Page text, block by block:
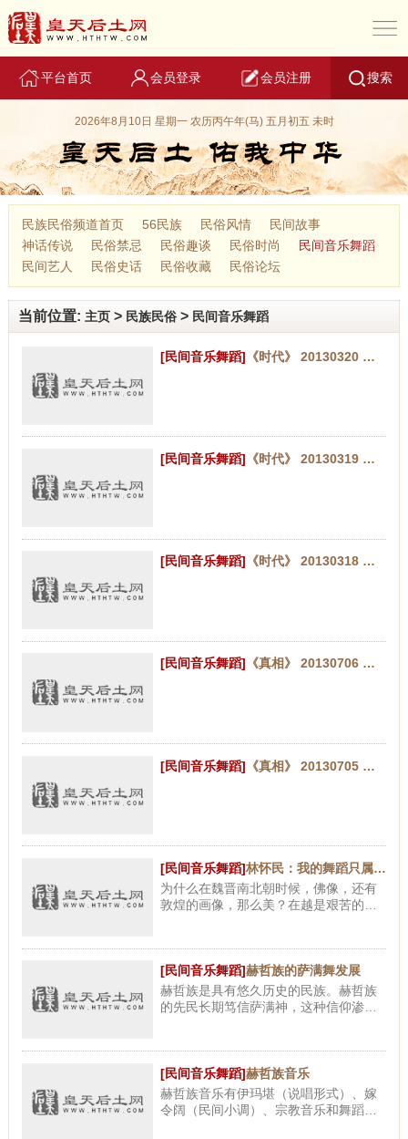
平台首页 会员登录 会员注册 搜索
2026年8月10日 星期一 农历丙午年(马) 五月初五 未时
民族民俗频道首页 56民族 民俗风情
民间故事
神话传说
民俗禁忌 民俗趣谈 民俗时尚
民间音乐舞蹈
民间艺人
民俗史话 民俗收藏 民俗论坛
当前位置: 主页 > 民族民俗 > 民间音乐舞蹈
[民间音乐舞蹈] 《时代》 20130320 嘹歌也流行 第三集
[民间音乐舞蹈] 《时代》 20130319 嘹歌也流行 第二集
[民间音乐舞蹈] 《时代》 20130318 嘹歌也流行 第一集
[民间音乐舞蹈] 《真相》 20130706 乐社故事（下）
[民间音乐舞蹈] 《真相》 20130705 乐社故事（上）
[民间音乐舞蹈]林怀民：我的舞蹈只属于我和我的时代
为什么在魏晋南北朝时候，佛像，还有
敦煌的画像，那么美？在越是艰苦的地
我，我走（死）了之后，怎么办
[民间音乐舞蹈]赫哲族的萨满舞发展
赫哲族是具有悠久历史的民族。赫哲族
的先民长期笃信萨满神，这种信仰渗透
民族的语言，没有自己民族的
[民间音乐舞蹈]赫哲族音乐
赫哲族音乐有伊玛堪（说唱形式）、嫁
令阔（民间小调）、宗教音乐和舞蹈音